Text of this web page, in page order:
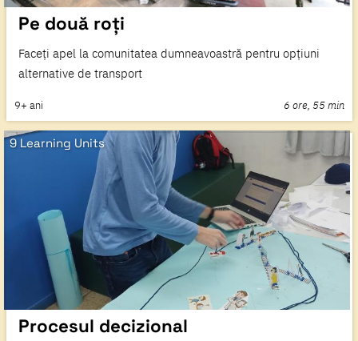
Pe două roți
Faceți apel la comunitatea dumneavoastră pentru opțiuni
alternative de transport
9+ ani 6 ore, 55 min
9 Learning Units
Procesul decizional